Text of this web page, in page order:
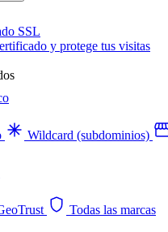
SSL
y protege tus visitas
Wildcard (subdominios)
Todas las marcas